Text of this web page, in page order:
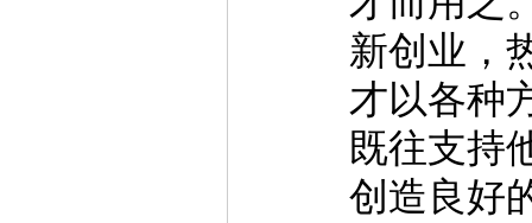
新创业，
才以各种
既往支持
创造良好